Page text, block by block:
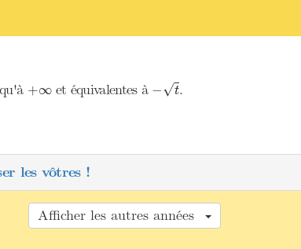
+∞
+ ∞ et équivalentes à −√t.
les vôtres !
Afficher les autres années